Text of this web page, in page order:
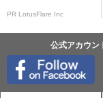
PR LotusFlare Inc
公式アカウン